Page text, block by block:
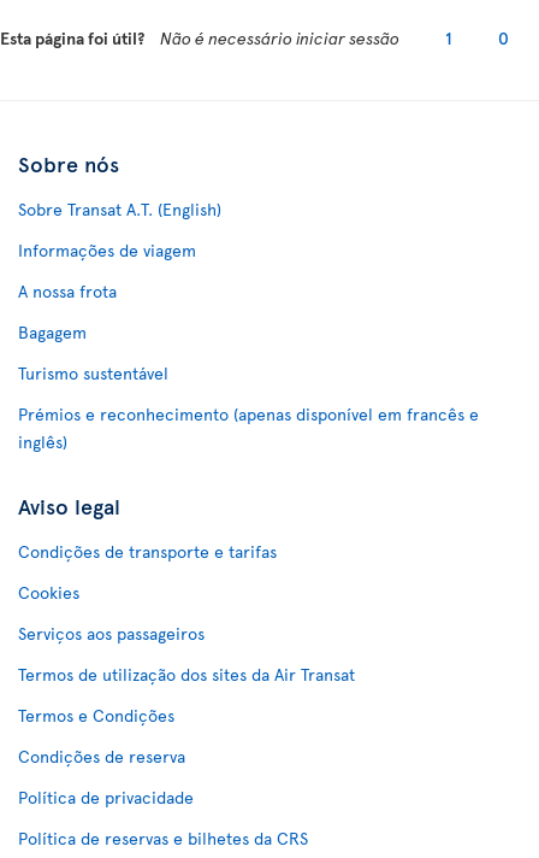
Esta página foi útil? Não é necessário iniciar sessão 1 0
Sobre nós
Sobre Transat A.T. (English)
Informações de viagem
A nossa frota
Bagagem
Turismo sustentável
Prémios e reconhecimento (apenas disponível em francês e
inglês)
Aviso legal
Condições de transporte e tarifas
Cookies
Serviços aos passageiros
Termos de utilização dos sites da Air Transat
Termos e Condições
Condições de reserva
Política de privacidade
Política de reservas e bilhetes da CRS